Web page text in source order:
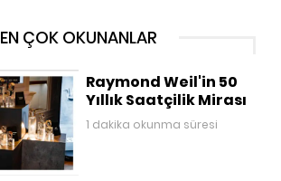
EN ÇOK OKUNANLAR
Raymond Weil'in 50
Yıllık Saatçilik Mirası
1 dakika okunma süresi